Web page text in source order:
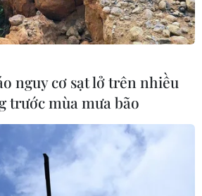
sẽ tiếp tục tăng 411.000
cho tới khi đạt tổng mức
ngày vào tháng 10/2025./.
tăng hơn
của
ngày 28/5,
81 xu (1,26%)
nguy cơ sạt lở trên nhiều
trước mùa mưa bão